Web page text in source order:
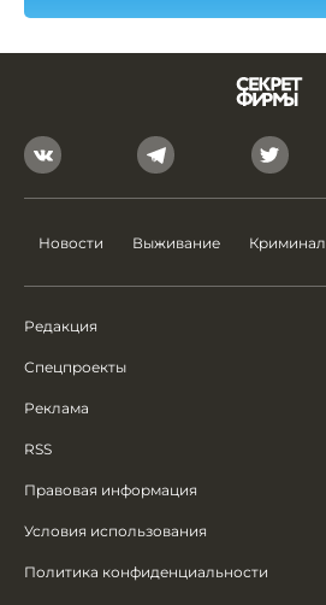
Новости Выживание Криминал
Редакция
Спецпроекты
Реклама
RSS
Правовая информация
Условия использования
Политика конфиденциальности